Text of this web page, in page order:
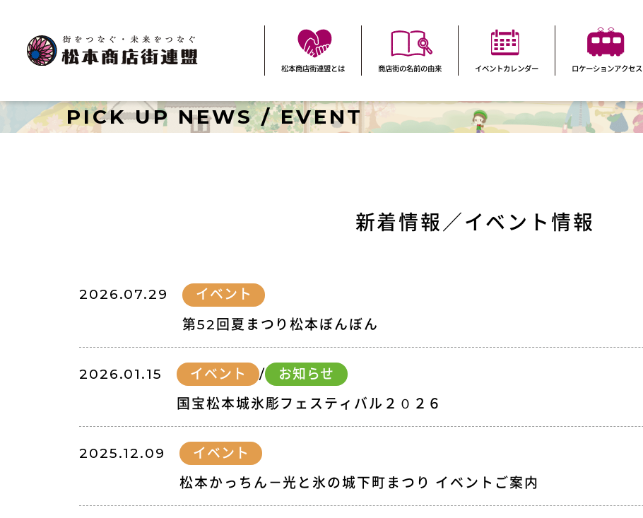
松本商店街連盟とは 商店街の名前の由来 イベントカレンダー ロケーションアクセス
PICK UP NEWS / EVENT
新着情報／イベント情報
イベント
2026.07.29
第52回夏まつり松本ぼんぼん
イベント / お知らせ
2026.01.15
国宝松本城氷彫フェスティバル２０２６
イベント
2025.12.09
松本かっちん－光と氷の城下町まつり イベントご案内